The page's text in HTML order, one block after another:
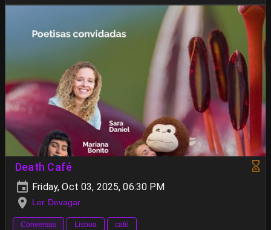
Death Café
Friday, Oct 03, 2025, 06:30 PM
Ler Devagar
Conversas Lisboa café